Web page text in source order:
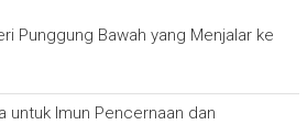
Punggung Bawah yang Menjalar ke
untuk Imun Pencernaan dan